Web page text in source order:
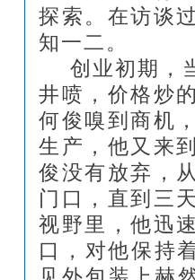
探索。在访谈
知一二。
创业初期，
井喷，价格炒
何俊嗅到商机
生产，他又来
俊没有放弃，
门口，直到三
视野里，他迅
口，对他保持